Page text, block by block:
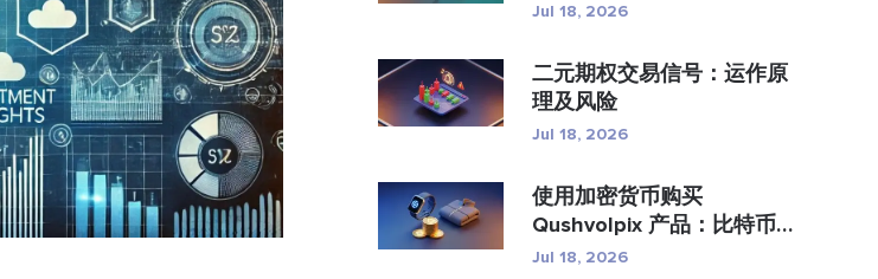
Jul 18, 2026
二元期权交易信号：运作原
理及风险
Jul 18, 2026
使用加密货币购买
Qushvolpix 产品：比特币
支付、支...
Jul 18, 2026